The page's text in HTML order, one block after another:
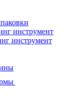
инструмент
инструмент